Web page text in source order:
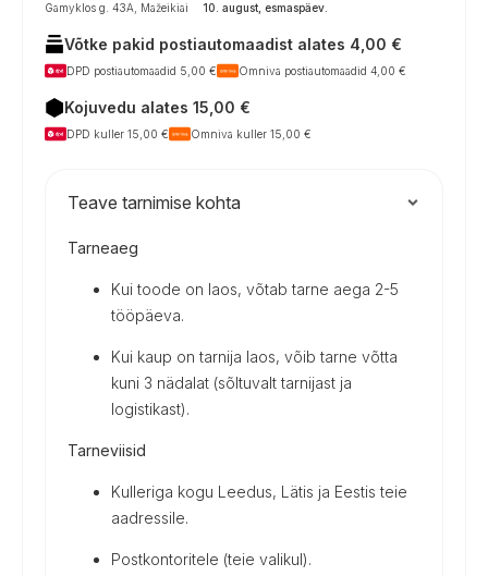
x
2,5
mm²,
IP44
Gamyklos g. 43A, Mažeikiai 10. august, esmaspäev.
Võtke pakid postiautomaadist alates 4,00 €
DPD postiautomaadid 5,00 € Omniva postiautomaadid 4,00 €
Kojuvedu alates 15,00 €
DPD kuller 15,00 € Omniva kuller 15,00 €
Teave tarnimise kohta
Tarneaeg
Kui toode on laos, võtab tarne aega 2-5
tööpäeva.
Kui kaup on tarnija laos, võib tarne võtta
kuni 3 nädalat (sõltuvalt tarnijast ja
logistikast).
Tarneviisid
Kulleriga kogu Leedus, Lätis ja Eestis teie
aadressile.
Postkontoritele (teie valikul).